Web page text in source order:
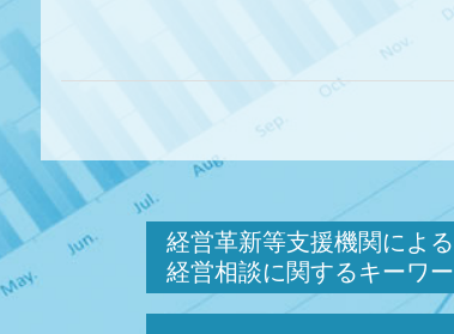
経営革新等支援機関による
経営相談に関するキーワ